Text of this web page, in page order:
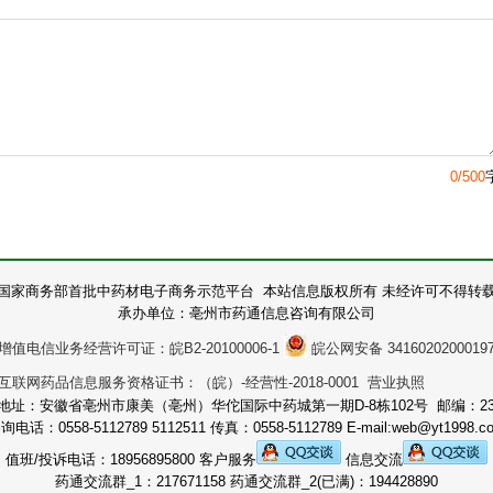
0/500
家商务部首批中药材电子商务示范平台 本站信息版权所有 未经许可不得转
承办单位：亳州市药通信息咨询有限公司
值电信业务经营许可证：皖B2-20100006-1 皖公网安备
联网药品信息服务资格证书：（皖）-经营性-2018-0001 营业执照
址：安徽省亳州市康美（亳州）华佗国际中药城第一期D-8栋102号 邮编：
电话：0558-5112789 5112511 传真：0558-5112789 E-
值班/投诉电话：18956895800 客户服务
信息交流
药通交流群_1：217671158 药通交流群_2(已满)：194428890